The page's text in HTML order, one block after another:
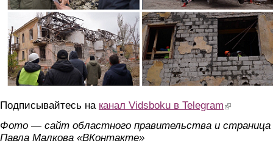
Подписывайтесь на канал Vidsboku в Telegram (link is
Фото — сайт областного правительства и страница
Павла Малкова «ВКонтакте»